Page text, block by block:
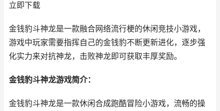
立即下载
金钱豹斗神龙是一款融合网络流行梗的休闲竞技小游戏，
游戏中玩家需要指挥自己的金钱豹不断更新进化，逐步强
化实力来对抗神龙，击败神龙即可获取丰厚奖励。
金钱豹斗神龙游戏简介：
金钱豹斗神龙是一款休闲合成跑酷冒险小游戏，流畅的操